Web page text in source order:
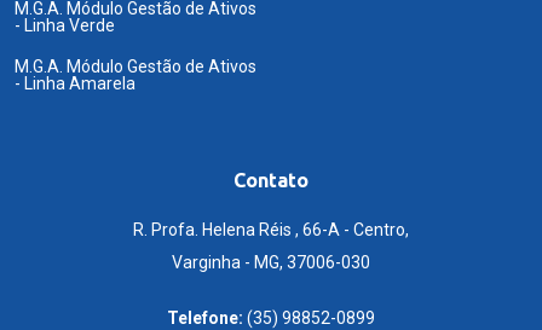
M.G.A. Módulo Gestão de Ativos
- Linha Verde
M.G.A. Módulo Gestão de Ativos
- Linha Amarela
Contato
R. Profa. Helena Réis , 66-A - Centro,
Varginha - MG, 37006-030
Telefone: (35) 98852-0899